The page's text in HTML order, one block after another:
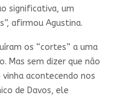
significativa, um
afirmou Agustina.
os “cortes” a uma
Mas sem dizer que não
acontecendo nos
de Davos, ele